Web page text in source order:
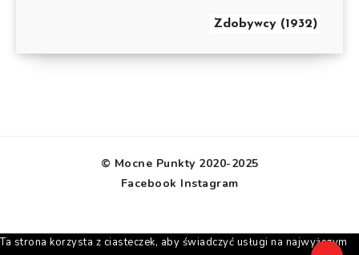
Zdobywcy (1932)
© Mocne Punkty 2020-2025
Facebook Instagram
Ta strona korzysta z ciasteczek, aby świadczyć usługi na najwyższym